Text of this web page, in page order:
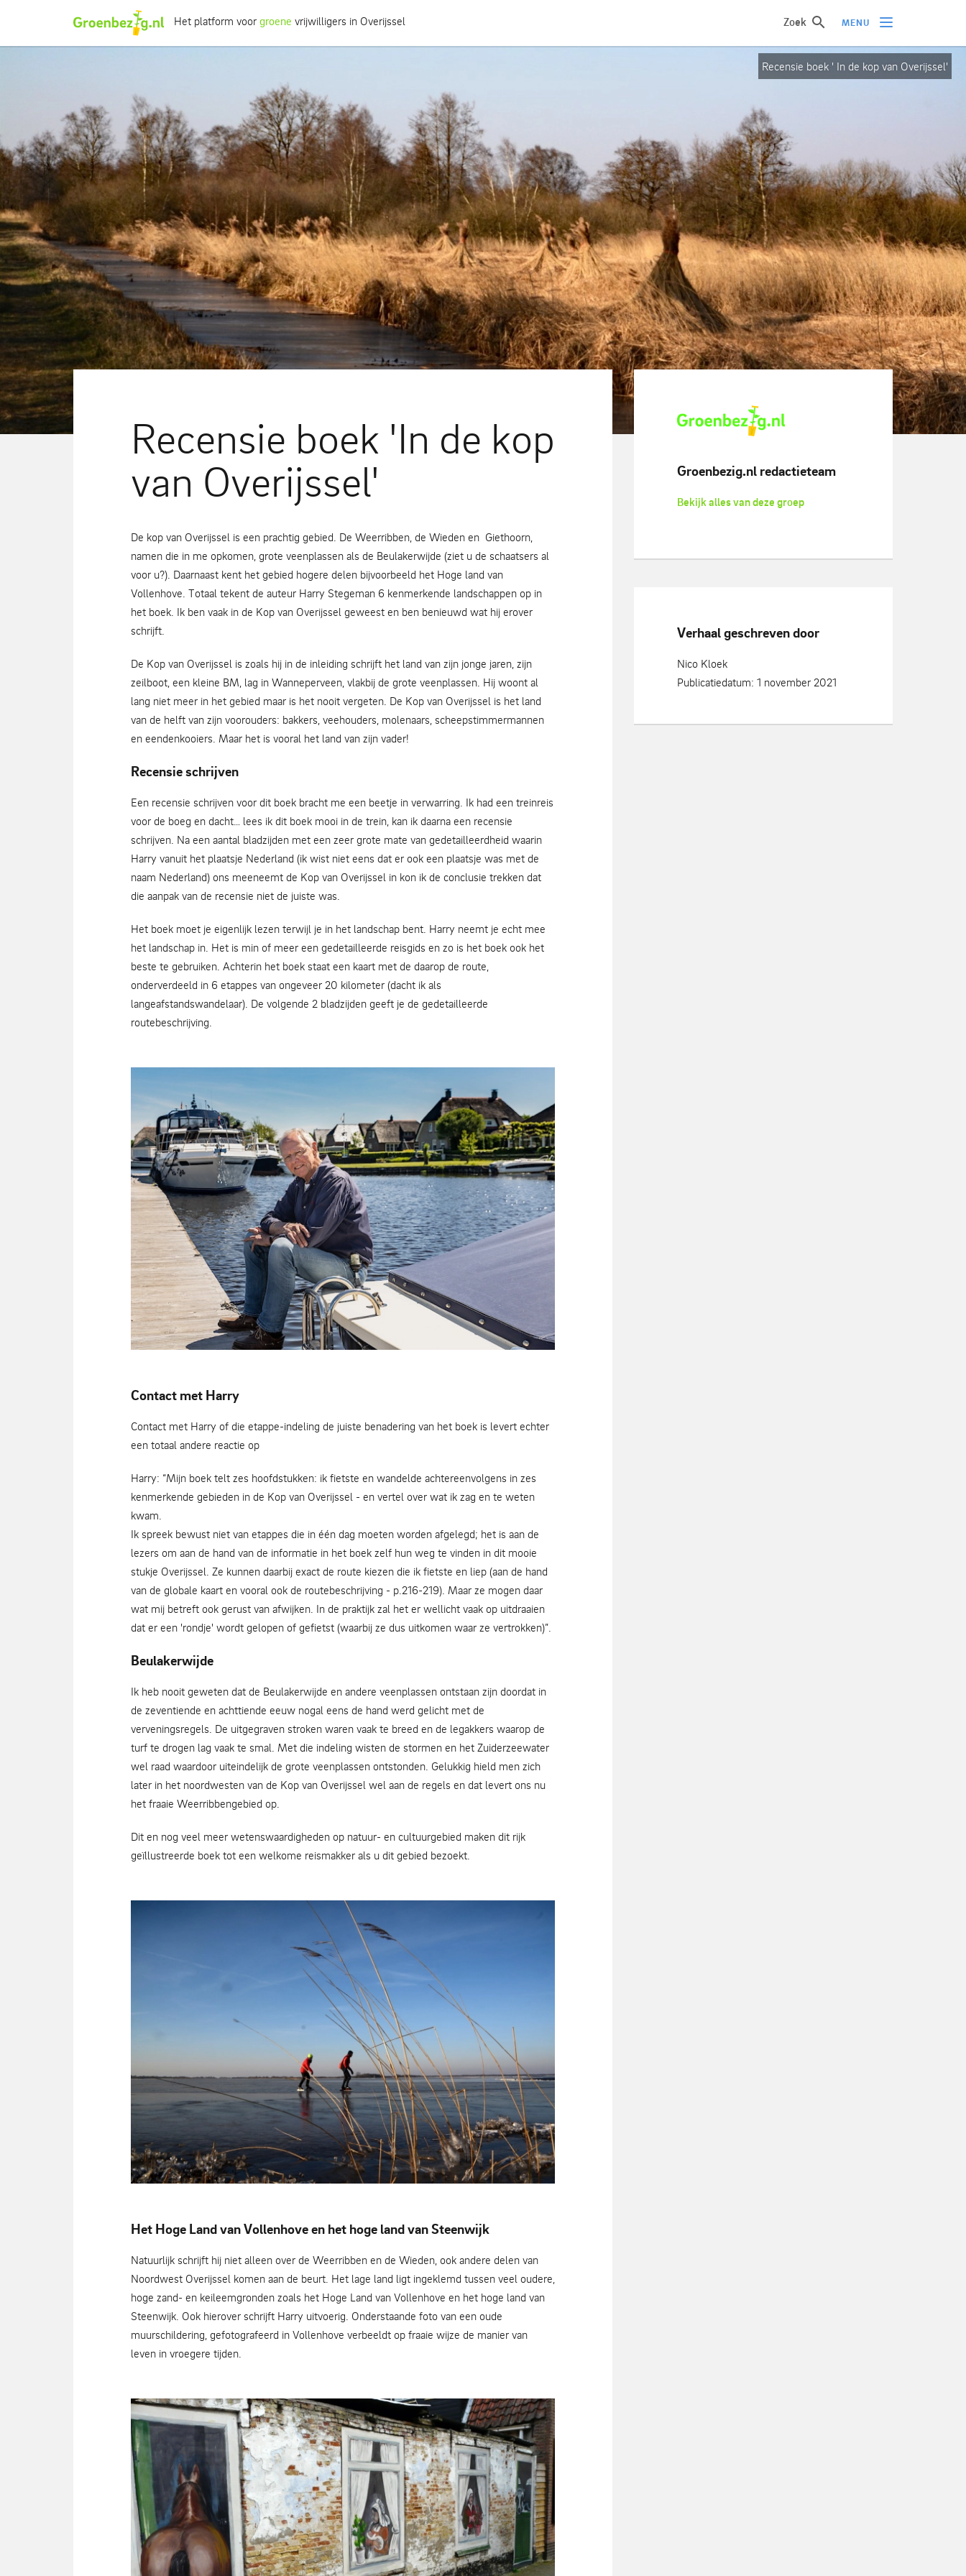
Het platform voor groene vrijwilligers in Overijssel Zoek MENU
Ik wil iets leren
Groepen of initiatieven
Verhalen uit het veld
Informatie
Over groenbezig
Meld jouw werkgroep of initiatief aan
Hoe heeft jouw gemeente het geregeld?
Recensie boek ' In de kop van Overijssel'
Recensie boek 'In de kop
van Overijssel'
De kop van Overijssel is een prachtig gebied. De Weerribben, de Wieden en Giethoorn,
namen die in me opkomen, grote veenplassen als de Beulakerwijde (ziet u de schaatsers al
voor u?). Daarnaast kent het gebied hogere delen bijvoorbeeld het Hoge land van
Vollenhove. Totaal tekent de auteur Harry Stegeman 6 kenmerkende landschappen op in
het boek. Ik ben vaak in de Kop van Overijssel geweest en ben benieuwd wat hij erover
schrijft.
De Kop van Overijssel is zoals hij in de inleiding schrijft het land van zijn jonge jaren, zijn
zeilboot, een kleine BM, lag in Wanneperveen, vlakbij de grote veenplassen. Hij woont al
lang niet meer in het gebied maar is het nooit vergeten. De Kop van Overijssel is het land
van de helft van zijn voorouders: bakkers, veehouders, molenaars, scheepstimmermannen
en eendenkooiers. Maar het is vooral het land van zijn vader!
Recensie schrijven
Een recensie schrijven voor dit boek bracht me een beetje in verwarring. Ik had een treinreis
voor de boeg en dacht… lees ik dit boek mooi in de trein, kan ik daarna een recensie
schrijven. Na een aantal bladzijden met een zeer grote mate van gedetailleerdheid waarin
Harry vanuit het plaatsje Nederland (ik wist niet eens dat er ook een plaatsje was met de
naam Nederland) ons meeneemt de Kop van Overijssel in kon ik de conclusie trekken dat
die aanpak van de recensie niet de juiste was.
Het boek moet je eigenlijk lezen terwijl je in het landschap bent. Harry neemt je echt mee
het landschap in. Het is min of meer een gedetailleerde reisgids en zo is het boek ook het
beste te gebruiken. Achterin het boek staat een kaart met de daarop de route,
onderverdeeld in 6 etappes van ongeveer 20 kilometer (dacht ik als
langeafstandswandelaar). De volgende 2 bladzijden geeft je de gedetailleerde
routebeschrijving.
Contact met Harry
Contact met Harry of die etappe-indeling de juiste benadering van het boek is levert echter
een totaal andere reactie op
Harry: “Mijn boek telt zes hoofdstukken: ik fietste en wandelde achtereenvolgens in zes
kenmerkende gebieden in de Kop van Overijssel - en vertel over wat ik zag en te weten
kwam.
Ik spreek bewust niet van etappes die in één dag moeten worden afgelegd; het is aan de
lezers om aan de hand van de informatie in het boek zelf hun weg te vinden in dit mooie
stukje Overijssel. Ze kunnen daarbij exact de route kiezen die ik fietste en liep (aan de hand
van de globale kaart en vooral ook de routebeschrijving - p.216-219). Maar ze mogen daar
wat mij betreft ook gerust van afwijken. In de praktijk zal het er wellicht vaak op uitdraaien
dat er een 'rondje' wordt gelopen of gefietst (waarbij ze dus uitkomen waar ze vertrokken)”.
Beulakerwijde
Ik heb nooit geweten dat de Beulakerwijde en andere veenplassen ontstaan zijn doordat in
de zeventiende en achttiende eeuw nogal eens de hand werd gelicht met de
verveningsregels. De uitgegraven stroken waren vaak te breed en de legakkers waarop de
turf te drogen lag vaak te smal. Met die indeling wisten de stormen en het Zuiderzeewater
wel raad waardoor uiteindelijk de grote veenplassen ontstonden. Gelukkig hield men zich
later in het noordwesten van de Kop van Overijssel wel aan de regels en dat levert ons nu
het fraaie Weerribbengebied op.
Dit en nog veel meer wetenswaardigheden op natuur- en cultuurgebied maken dit rijk
geïllustreerde boek tot een welkome reismakker als u dit gebied bezoekt.
Het Hoge Land van Vollenhove en het hoge land van Steenwijk
Natuurlijk schrijft hij niet alleen over de Weerribben en de Wieden, ook andere delen van
Noordwest Overijssel komen aan de beurt. Het lage land ligt ingeklemd tussen veel oudere,
hoge zand- en keileemgronden zoals het Hoge Land van Vollenhove en het hoge land van
Steenwijk. Ook hierover schrijft Harry uitvoerig. Onderstaande foto van een oude
muurschildering, gefotografeerd in Vollenhove verbeeldt op fraaie wijze de manier van
leven in vroegere tijden.
Groenbezig.nl redactieteam
Bekijk alles van deze groep
Verhaal geschreven door
Nico Kloek
Publicatiedatum: 1 november 2021